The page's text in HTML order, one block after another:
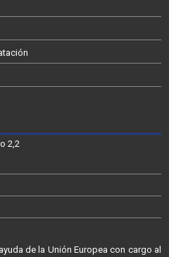
2,2
de la Unión Europea con cargo al